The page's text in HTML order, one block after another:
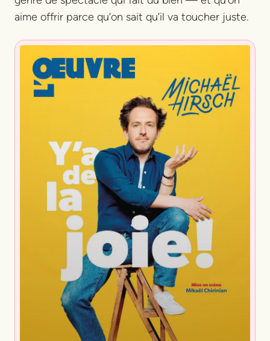
aime offrir parce qu’on sait qu’il va toucher juste.